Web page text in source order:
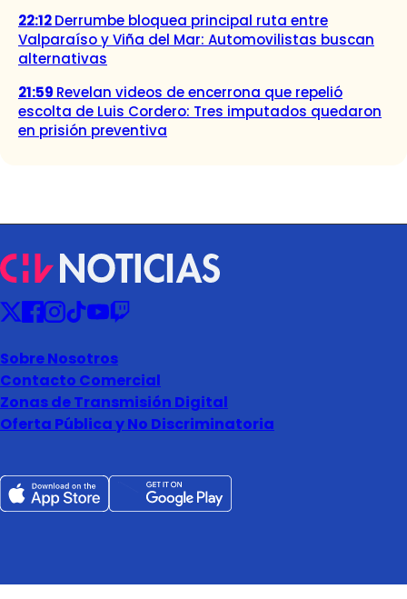
22:12Derrumbe bloquea principal ruta entre
Valparaíso y Viña del Mar: Automovilistas buscan
alternativas
21:59 Revelan videos de encerrona que repelió
escolta de Luis Cordero: Tres imputados quedaron
en prisión preventiva
Sobre Nosotros
Contacto Comercial
Zonas de Transmisión Digital
Oferta Pública y No Discriminatoria